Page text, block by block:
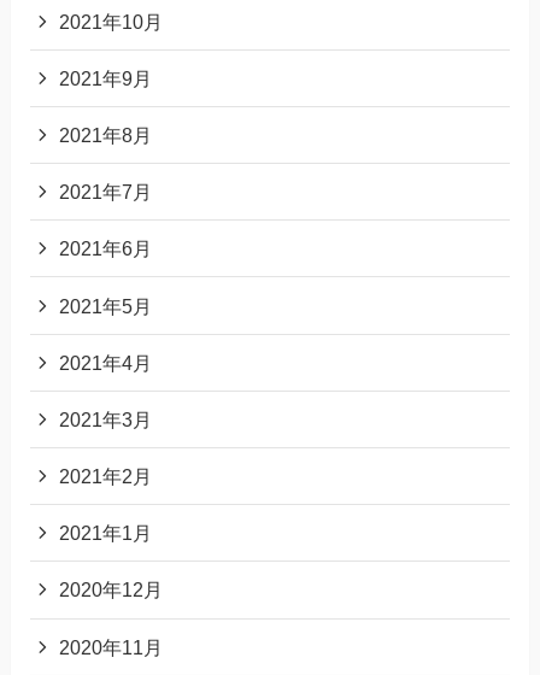
2021年10月
2021年9月
2021年8月
2021年7月
2021年6月
2021年5月
2021年4月
2021年3月
2021年2月
2021年1月
2020年12月
2020年11月